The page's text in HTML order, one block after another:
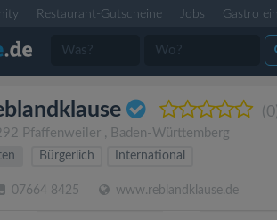
Restaurant-Gutscheine Jobs Gastro
Pfaffenweiler , Baden-Württemberg
Bürgerlich International
07664 8425 www.reblandklause.de